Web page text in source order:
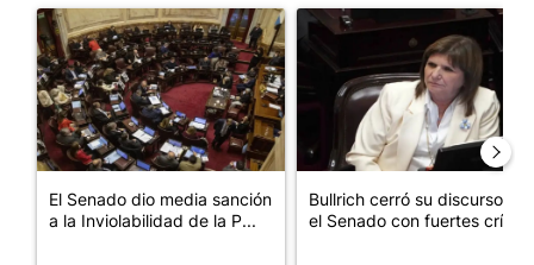
Un artículo de tendencia con el título "El Senado dio media
El Senado dio media sanción
a la Inviolabilidad de la P...
Un artículo de tendencia
Bullrich cerró su discurso en
el Senado con fuertes crí...